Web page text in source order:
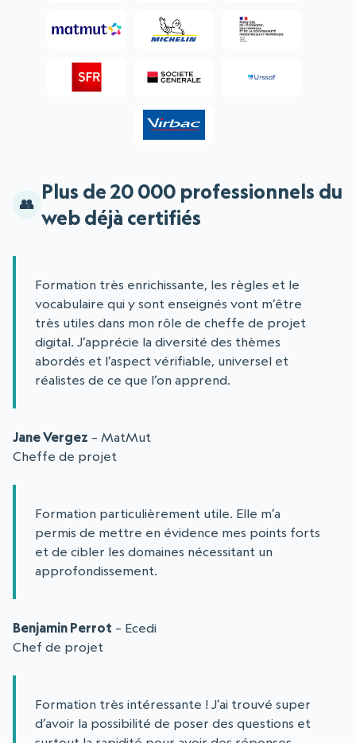
Plus de 20 000 professionnels du
web déjà certifiés
Formation très enrichissante, les règles et le
vocabulaire qui y sont enseignés vont m’être
très utiles dans mon rôle de cheffe de projet
digital. J’apprécie la diversité des thèmes
abordés et l’aspect vérifiable, universel et
réalistes de ce que l’on apprend.
Jane Vergez – MatMut
Cheffe de projet
Formation particulièrement utile. Elle m’a
permis de mettre en évidence mes points forts
et de cibler les domaines nécessitant un
approfondissement.
Benjamin Perrot – Ecedi
Chef de projet
Formation très intéressante ! J’ai trouvé super
d’avoir la possibilité de poser des questions et